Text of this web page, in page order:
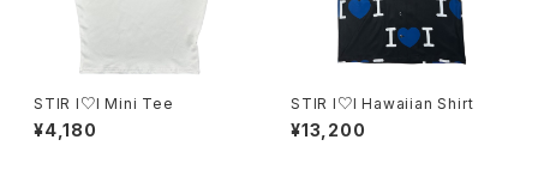
STIR I♡I Mini Tee
¥4,180
STIR I♡I Hawaiian Shirt
¥13,200